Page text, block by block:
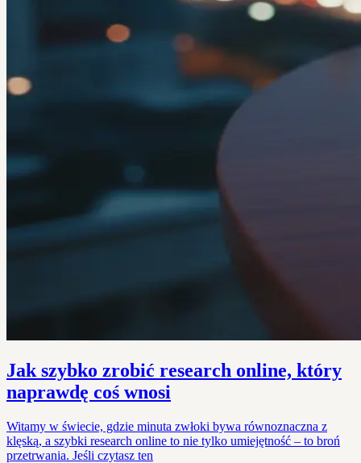
Jak szybko zrobić research online, który
naprawdę coś wnosi
Witamy w świecie, gdzie minuta zwłoki bywa równoznaczna z
klęską, a szybki research online to nie tylko umiejętność – to broń
przetrwania. Jeśli czytasz ten